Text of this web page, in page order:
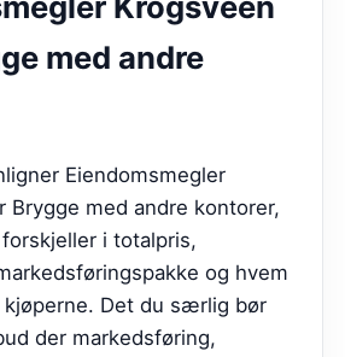
med andre
Eiendomsmegler
Brygge med andre kontorer,
i totalpris,
og hvem
kjøperne. Det du særlig bør
der markedsføring,